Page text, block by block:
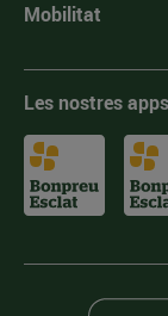
Mobilitat
Les nostres apps